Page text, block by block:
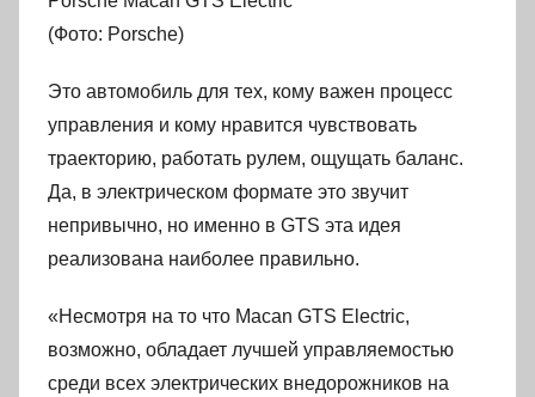
(Фото: Porsche)
Это автомобиль для тех, кому важен процесс
управления и кому нравится чувствовать
траекторию, работать рулем, ощущать баланс.
Да, в электрическом формате это звучит
непривычно, но именно в GTS эта идея
реализована наиболее правильно.
«Несмотря на то что Macan GTS Electric,
возможно, обладает лучшей управляемостью
среди всех электрических внедорожников на